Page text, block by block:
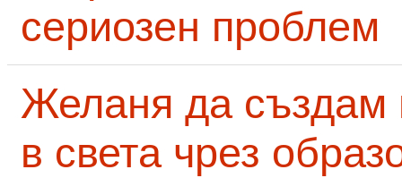
сериозен проблем
Желаня да създам
в света чрез